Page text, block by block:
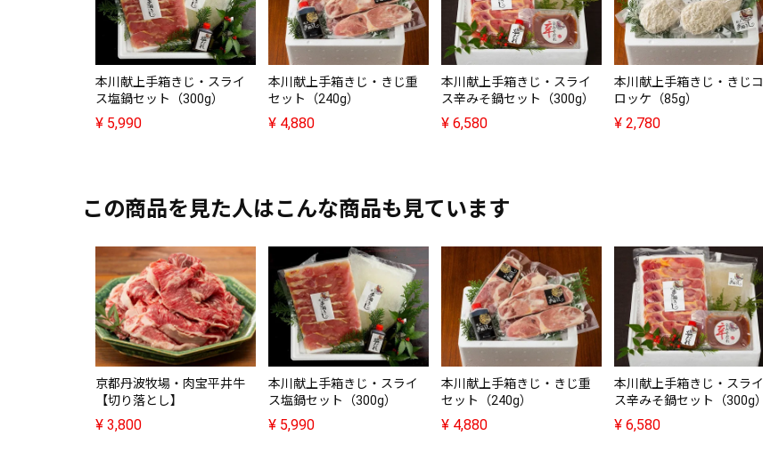
本川献上手箱きじ・スライ
ス塩鍋セット（300g）
¥ 5,990
本川献上手箱きじ・きじ重
セット（240g）
¥ 4,880
本川献上手箱きじ・スライ
ス辛みそ鍋セット（300g）
¥ 6,580
本川献上手箱きじ・きじコ
ロッケ（85g）
¥ 2,780
この商品を見た人はこんな商品も見ています
京都丹波牧場・肉宝平井牛
【切り落とし】
¥ 3,800
本川献上手箱きじ・スライ
ス塩鍋セット（300g）
¥ 5,990
本川献上手箱きじ・きじ重
セット（240g）
¥ 4,880
本川献上手箱きじ・スライ
ス辛みそ鍋セット（300g）
¥ 6,580